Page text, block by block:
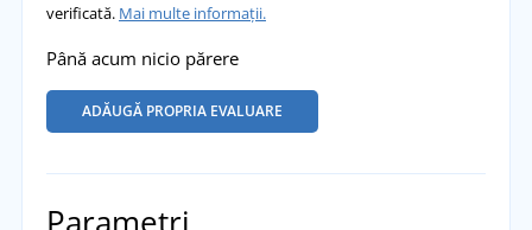
verificată. Mai multe informații.
Până acum nicio părere
ADĂUGĂ PROPRIA EVALUARE